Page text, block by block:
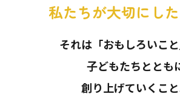
私たちが大切にし
それは「おもしろいこと
子どもたちととも
創り上げていくこと